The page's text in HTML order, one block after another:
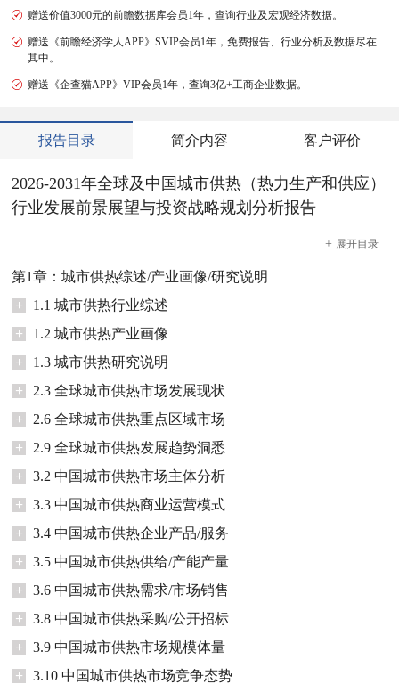
赠送价值3000元的前瞻数据库会员1年，查询行业及宏观经济数据。
赠送《前瞻经济学人APP》SVIP会员1年，免费报告、行业分析及数据尽在
其中。
赠送《企查猫APP》VIP会员1年，查询3亿+工商企业数据。
报告目录 简介内容 客户评价
2026-2031年全球及中国城市供热（热力生产和供应）
行业发展前景展望与投资战略规划分析报告
+ 展开目录
第1章：城市供热综述/产业画像/研究说明
+
1.1 城市供热行业综述
+
1.2 城市供热产业画像
+
1.3 城市供热研究说明
+
2.3 全球城市供热市场发展现状
+
2.6 全球城市供热重点区域市场
+
2.9 全球城市供热发展趋势洞悉
+
3.2 中国城市供热市场主体分析
+
3.3 中国城市供热商业运营模式
+
3.4 中国城市供热企业产品/服务
+
3.5 中国城市供热供给/产能产量
+
3.6 中国城市供热需求/市场销售
+
3.8 中国城市供热采购/公开招标
+
3.9 中国城市供热市场规模体量
+
3.10 中国城市供热市场竞争态势